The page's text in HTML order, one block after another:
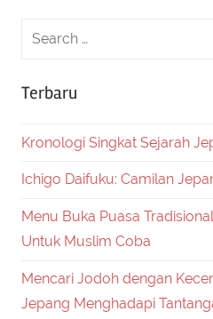
Terbaru
Kronologi Singkat Sejarah
Ichigo Daifuku: Camilan
Menu Buka Puasa
Untuk Muslim Coba
Mencari Jodoh dengan
Jepang Menghadapi